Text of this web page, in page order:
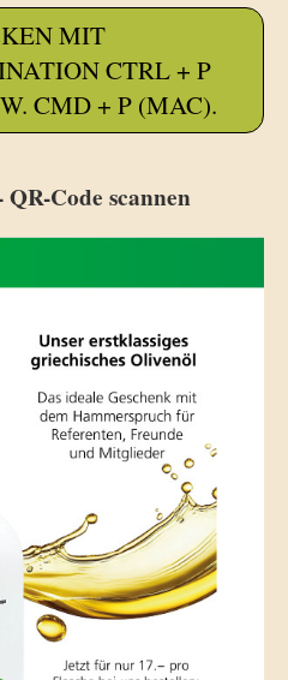
MIT
CTRL + P
CMD + P (MAC).
Code scannen